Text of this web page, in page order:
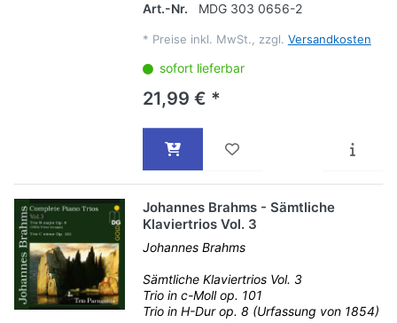
Art.-Nr.
MDG 303 0656-2
* Preise inkl. MwSt., zzgl. Versandkosten
sofort lieferbar
21,99 € *
Johannes Brahms - Sämtliche
Klaviertrios Vol. 3
Johannes Brahms
Sämtliche Klaviertrios Vol. 3
Trio in c-Moll op. 101
Trio in H-Dur op. 8 (Urfassung von 1854)